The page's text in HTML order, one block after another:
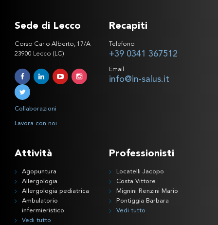
Sede di Lecco
Corso Carlo Alberto, 17/A
23900 Lecco (LC)
Collaborazioni
Lavora con noi
Recapiti
Telefono
+39 0341 367512
Email
info@in-salus.it
Attività
Agopuntura
Allergologia
Allergologia pediatrica
Ambulatorio
infermieristico
Vedi tutto
Professionisti
Locatelli Jacopo
Costa Vittore
Mignini Renzini Mario
Pontiggia Barbara
Vedi tutto